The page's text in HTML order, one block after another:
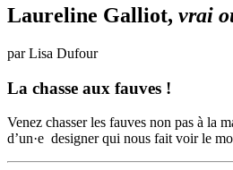
Laureline Galliot, vrai
par Lisa Dufour
La chasse aux fauves !
Venez chasser les fauves non pas à la
d’un·e designer qui nous fait voir le